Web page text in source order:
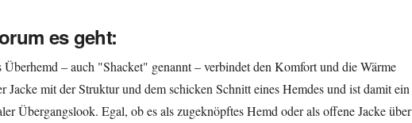
es geht:
Überhemd – auch "Shacket" genannt – verbindet den Komfort und die Wärme
Jacke mit der Struktur und dem schicken Schnitt eines Hemdes und ist damit ein
Übergangslook. Egal, ob es als zugeknöpftes Hemd oder als offene Jacke über